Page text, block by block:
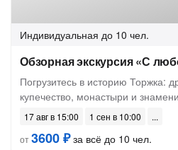
Индивидуальная до 10 чел.
Обзорная экскурсия «С
Погрузитесь в историю Торжка:
купечество, монастыри и
17 авг в 15:00
1 сен в 10:00
от3600 ₽за всё до 10 чел.